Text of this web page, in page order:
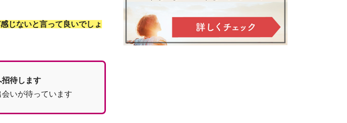
バンコクで暮らしやすい４つの地域と最適環境を
得るポイント
臭くないドリアンの真相。プーケットその他の珍しい果
じないと言って良いでしょ
招待します
いが待っています